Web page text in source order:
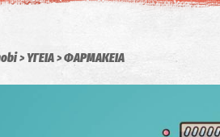
ΥΓΕΙΑ ΦΑΡΜΑΚΕΙΑ